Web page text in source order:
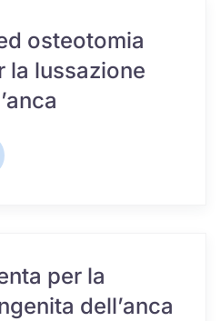
osteotomia
la lussazione
per la
dell’anca